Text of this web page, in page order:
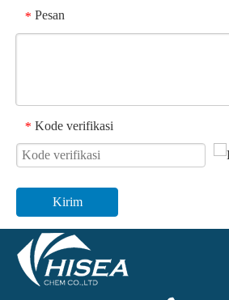
* Pesan
* Kode verifikasi
Kirim